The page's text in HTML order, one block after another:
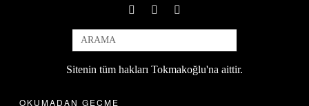
Sitenin tüm hakları Tokmakoğlu'na aittir.
OKUMADAN GEÇME